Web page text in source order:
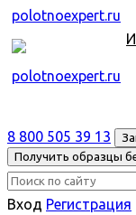
8 800 505 39 13
Получить образцы
Вход Регистрация